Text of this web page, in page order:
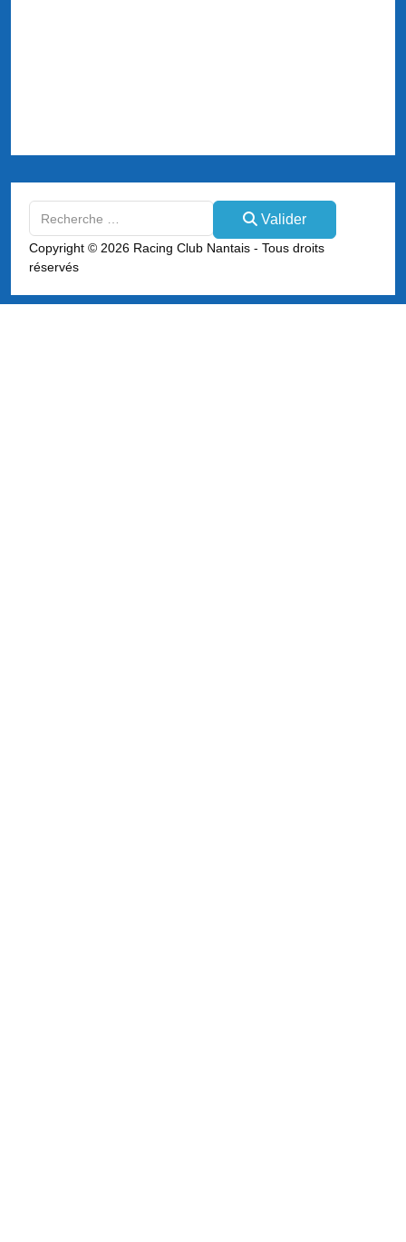
Type 2 or more characters for results.
Valider
Copyright © 2026 Racing Club Nantais - Tous droits
réservés